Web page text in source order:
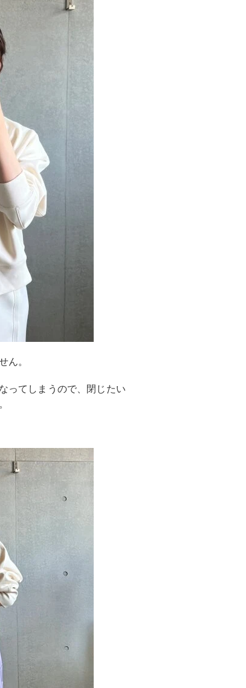
ん。
ってしまうので、閉じたい